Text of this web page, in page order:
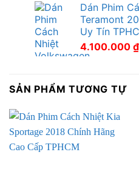
Dán Phim
Teramont
Uy Tín
4.100.000 ₫
SẢN PHẨM TƯƠNG TỰ